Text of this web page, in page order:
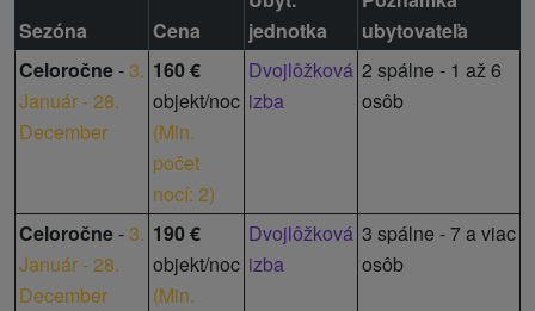
Sezóna Cena
jednotka
ubytovateľa
Celoročne-3.
Január - 28.
December
160 €
objekt/noc
(Min.
počet
nocí: 2)
Dvojlôžková
izba
2 spálne - 1 až 6
osôb
Celoročne-3.
Január - 28.
December
190 €
objekt/noc
(Min.
Dvojlôžková
izba
3 spálne - 7 a viac
osôb